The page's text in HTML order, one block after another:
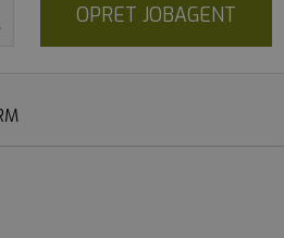
OPRET JOBAGENT